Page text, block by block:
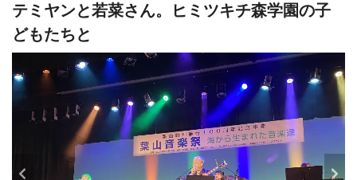
テミヤンと若菜さん。ヒミツキチ森学園の子
どもたちと